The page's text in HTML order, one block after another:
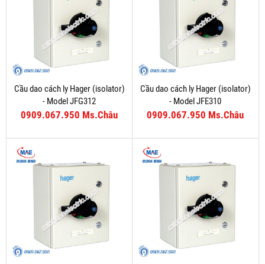
Cầu dao cách ly Hager (isolator)
- Model JFG312
0909.067.950 Ms.Châu
Cầu dao cách ly Hager (isolator)
- Model JFE310
0909.067.950 Ms.Châu